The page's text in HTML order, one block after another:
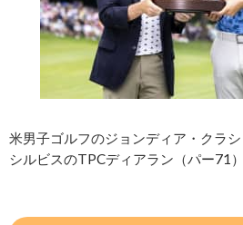
米男子ゴルフのジョンディア・クラ
シルビスのTPCディアラン（パー71